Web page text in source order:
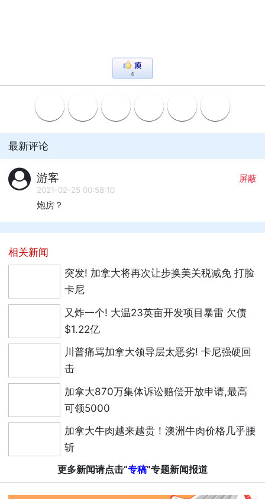
4
最新评论
游客 屏蔽
2021-02-25 00:58:10
炮房？
相关新闻
突发! 加拿大将再次让步换美关税减免 打脸
卡尼
又炸一个! 大温23英亩开发项目暴雷 欠债
$1.22亿
川普痛骂加拿大领导层太恶劣! 卡尼强硬回
击
加拿大870万集体诉讼赔偿开放申请,最高
可领5000
加拿大牛肉越来越贵！澳洲牛肉价格几乎腰
斩
更多新闻请点击“专稿”专题新闻报道